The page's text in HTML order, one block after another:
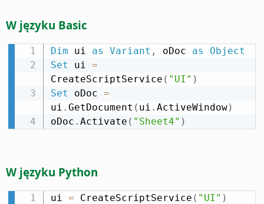
W języku Basic
Dim ui as Variant , oDoc as
Object
Set ui =
CreateScriptService ( "UI" )
Set oDoc =
ui . GetDocument ( ui . ActiveWindow)
oDoc . Activate ( "Sheet4" )
W języku Python
ui = CreateScriptService ( "UI" )